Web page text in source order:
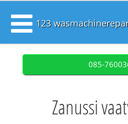
123
085-
Zanussi